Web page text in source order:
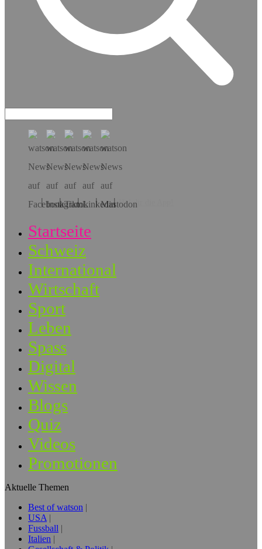
Hol dir die App!
Startseite
Schweiz
International
Wirtschaft
Sport
Leben
Spass
Digital
Wissen
Blogs
Quiz
Videos
Promotionen
Aktuelle Themen
Best of watson
USA
Fussball
Italien